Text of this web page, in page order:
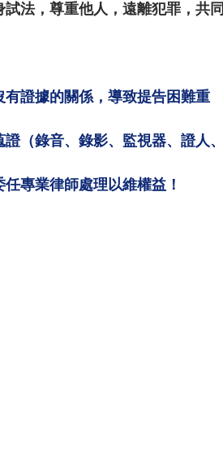
法，尊重他人，遠離犯罪，共同
證據的關係，導致提告困難重
（錄音、錄影、監視器、證人、
任專業律師處理以維權益！